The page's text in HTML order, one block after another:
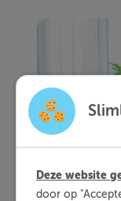
Deze website
door op